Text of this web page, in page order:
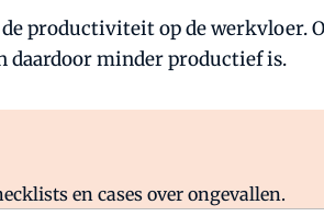
productiviteit op de werkvloer.
daardoor minder productief is.
en cases over ongevallen.